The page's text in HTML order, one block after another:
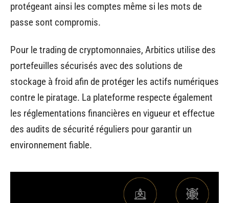
protégeant ainsi les comptes même si les mots de
passe sont compromis.
Pour le trading de cryptomonnaies, Arbitics utilise des
portefeuilles sécurisés avec des solutions de
stockage à froid afin de protéger les actifs numériques
contre le piratage. La plateforme respecte également
les réglementations financières en vigueur et effectue
des audits de sécurité réguliers pour garantir un
environnement fiable.